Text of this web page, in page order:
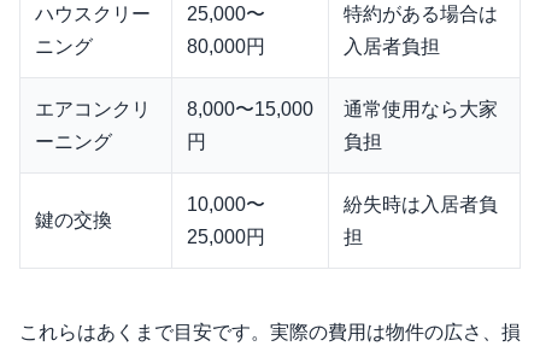
ハウスクリー
ニング
25,000〜
80,000円
特約がある場合は
入居者負担
エアコンクリ
ーニング
8,000〜15,000
円
通常使用なら大家
負担
鍵の交換
10,000〜
25,000円
紛失時は入居者負
担
これらはあくまで目安です。実際の費用は物件の広さ、損